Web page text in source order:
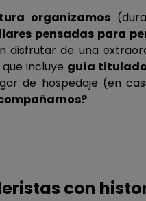
organizamos
pensadas para
disfrutar de una
incluye guía titulado
de hospedaje (en
con